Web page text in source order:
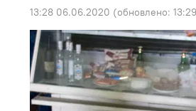
13:28 06.06.2020 (обновлено: